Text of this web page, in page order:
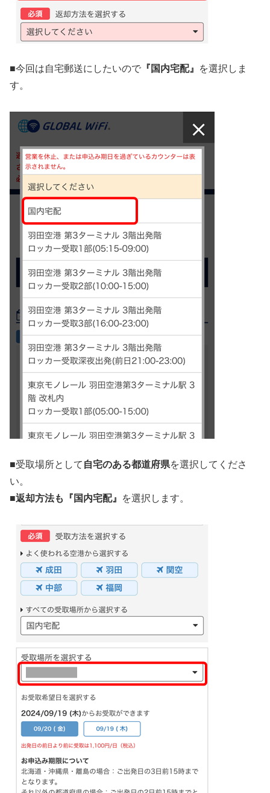
■今回は自宅郵送にしたいので 『国内宅配』
を選択しま
す。
■受取場所として 自宅のある都道府県を選択してくださ
い。
■返却方法も『国内宅配』
を選択します。